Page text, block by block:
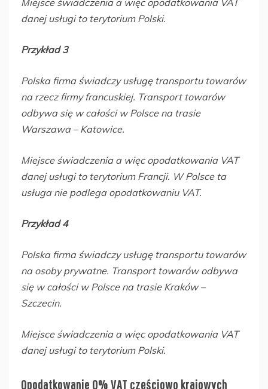
Miejsce świadczenia a więc opodatkowania VAT
danej usługi to terytorium Polski.
Przykład 3
Polska firma świadczy usługę transportu towarów
na rzecz firmy francuskiej. Transport towarów
odbywa się w całości w Polsce na trasie
Warszawa – Katowice.
Miejsce świadczenia a więc opodatkowania VAT
danej usługi to terytorium Francji. W Polsce ta
usługa nie podlega opodatkowaniu VAT.
Przykład 4
Polska firma świadczy usługę transportu towarów
na osoby prywatne. Transport towarów odbywa
się w całości w Polsce na trasie Kraków –
Szczecin.
Miejsce świadczenia a więc opodatkowania VAT
danej usługi to terytorium Polski.
Opodatkowanie 0% VAT częściowo krajowych